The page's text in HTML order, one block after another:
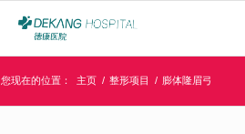
您现在的位置： 主页 / 整形项目 / 膨体隆眉弓